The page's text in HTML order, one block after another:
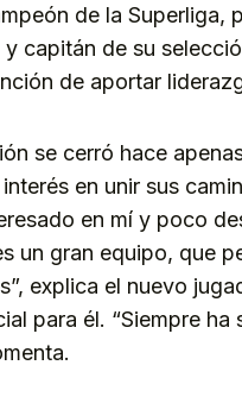
de la Superliga,
y capitán de su
de aportar
se cerró hace
en unir sus
en mí y poco
un gran equipo, que
explica el nuevo
para él. “Siempre